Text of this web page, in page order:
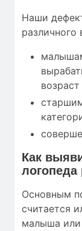
Наши
различного
Как
логопеда
Основным
считается
малыша или